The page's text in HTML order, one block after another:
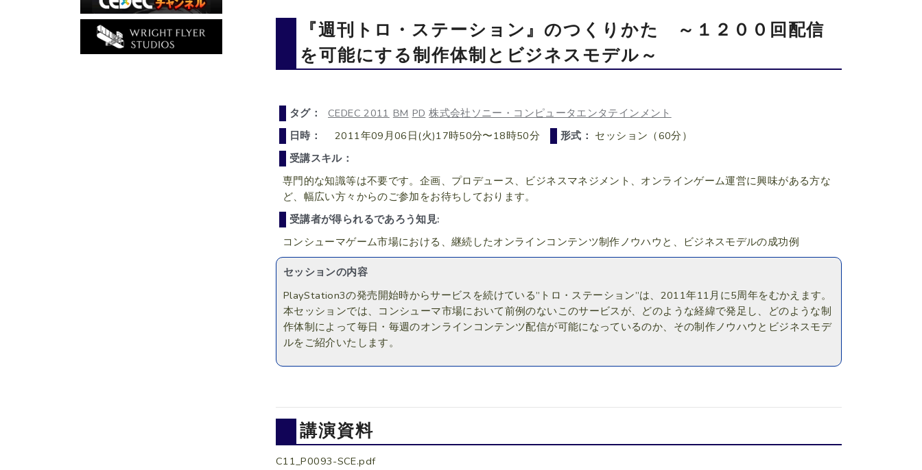
『週刊トロ・ステーション』のつくりかた ～１２００回配信
を可能にする制作体制とビジネスモデル～
タグ： CEDEC 2011 BM PD 株式会社ソニー・コンピュータエンタテインメント
日時：
2011年09月06日(火)17時50分〜18時50分 形式： セッション（60分）
受講スキル：
専門的な知識等は不要です。企画、プロデュース、ビジネスマネジメント、オンラインゲーム運営に興味がある方な
ど、幅広い方々からのご参加をお待ちしております。
受講者が得られるであろう知見:
コンシューマゲーム市場における、継続したオンラインコンテンツ制作ノウハウと、ビジネスモデルの成功例
セッションの内容
PlayStation3の発売開始時からサービスを続けている”トロ・ステーション”は、2011年11月に5周年をむかえます。
本セッションでは、コンシューマ市場において前例のないこのサービスが、どのような経緯で発足し、どのような制
作体制によって毎日・毎週のオンラインコンテンツ配信が可能になっているのか、その制作ノウハウとビジネスモデ
ルをご紹介いたします。
講演資料
C11_P0093-SCE.pdf